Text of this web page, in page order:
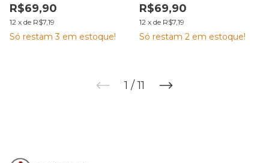
10
R$69,90
12 x de R$7,19
Só restam3 em estoque!
10
R$69,90
12 x de R$7,19
Só restam 2 em estoque!
1 / 11